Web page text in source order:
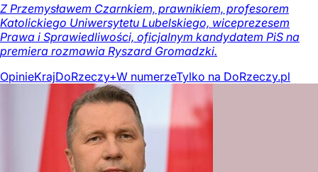
Z Przemysławem Czarnkiem, prawnikiem, profesorem
Katolickiego Uniwersytetu Lubelskiego, wiceprezesem
Prawa i Sprawiedliwości, oficjalnym kandydatem PiS na
premiera rozmawia Ryszard Gromadzki.
OpinieKrajDoRzeczy+W numerzeTylko na DoRzeczy.pl